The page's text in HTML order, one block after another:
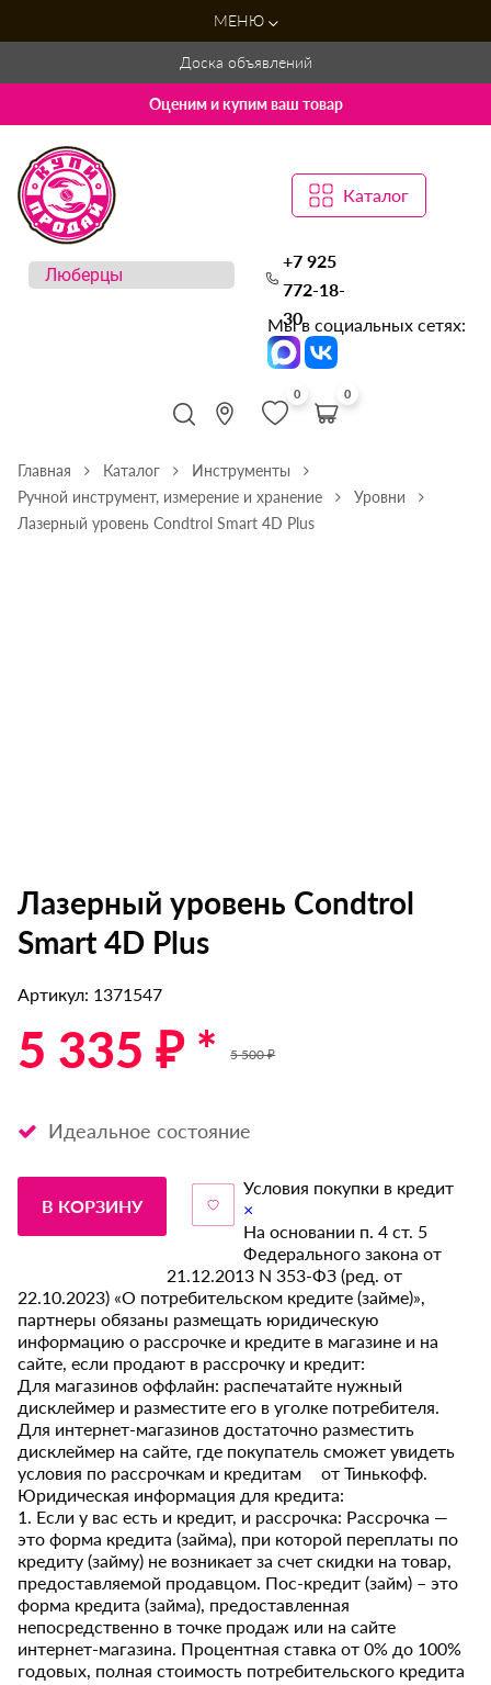
МЕНЮ
Доска объявлений
Оценим и купим ваш товар
Каталог
+7 925
772-18-
30
Мы в социальных сетях:
0 0
Главная Каталог
Инструменты
Ручной инструмент, измерение и хранение
Уровни
Лазерный уровень Condtrol Smart 4D Plus
Лазерный уровень Condtrol
Smart 4D Plus
Артикул: 1371547
5 335 ₽ * 5 500 ₽
Идеальное состояние
В КОРЗИНУ
Условия покупки в кредит
×
На основании п. 4 ст. 5
Федерального закона от
21.12.2013 N 353-ФЗ (ред. от
22.10.2023) «О потребительском кредите (займе)»,
партнеры обязаны размещать юридическую
информацию о рассрочке и кредите в магазине и на
сайте, если продают в рассрочку и кредит:
Для магазинов оффлайн: распечатайте нужный
дисклеймер и разместите его в уголке потребителя.
Для интернет-магазинов достаточно разместить
дисклеймер на сайте, где покупатель сможет увидеть
условия по рассрочкам и кредитам от Тинькофф.
Юридическая информация для кредита:
1. Если у вас есть и кредит, и рассрочка: Рассрочка —
это форма кредита (займа), при которой переплаты по
кредиту (займу) не возникает за счет скидки на товар,
предоставляемой продавцом. Пос-кредит (займ) – это
форма кредита (займа), предоставленная
непосредственно в точке продаж или на сайте
интернет-магазина. Процентная ставка от 0% до 100%
годовых, полная стоимость потребительского кредита